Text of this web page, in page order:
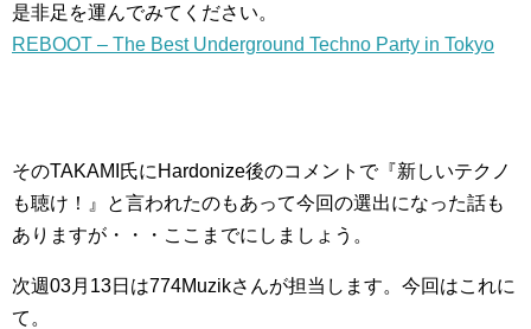
是非足を運んでみてください。
REBOOT – The Best Underground Techno Party in Tokyo
そのTAKAMI氏にHardonize後のコメントで『新しいテクノ
も聴け！』と言われたのもあって今回の選出になった話も
ありますが・・・ここまでにしましょう。
次週03月13日は774Muzikさんが担当します。今回はこれに
て。